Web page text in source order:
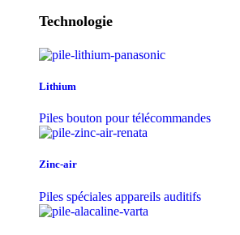
Technologie
Lithium
Piles bouton pour télécommandes
Zinc-air
Piles spéciales appareils auditifs